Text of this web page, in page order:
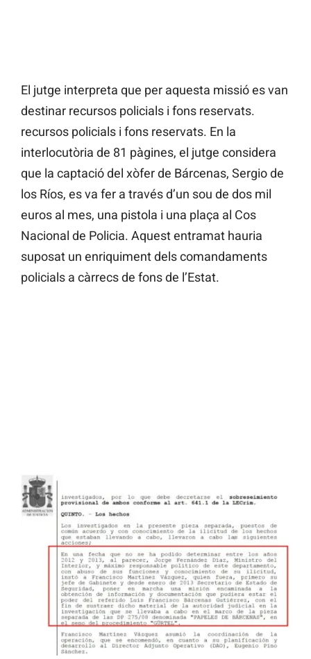
El jutge interpreta que per aquesta missió es van
destinar recursos policials i fons reservats.
recursos policials i fons reservats. En la
interlocutòria de 81 pàgines, el jutge considera
que la captació del xòfer de Bárcenas, Sergio de
los Ríos, es va fer a través d’un sou de dos mil
euros al mes, una pistola i una plaça al Cos
Nacional de Policia. Aquest entramat hauria
suposat un enriquiment dels comandaments
policials a càrrecs de fons de l’Estat.